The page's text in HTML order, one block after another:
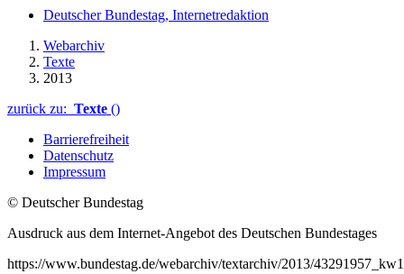
Deutscher Bundestag, Internetredaktion
Webarchiv
Texte
2013
zurück zu: Texte ()
Barrierefreiheit
Datenschutz
Impressum
© Deutscher Bundestag
Ausdruck aus dem Internet-Angebot des Deutschen Bundestages
https://www.bundestag.de/webarchiv/textarchiv/2013/